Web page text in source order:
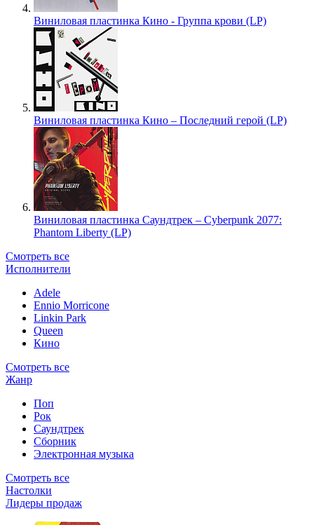
Виниловая пластинка Кино - Группа крови (LP)
Виниловая пластинка Кино – Последний герой (LP)
Виниловая пластинка Саундтрек – Cyberpunk 2077:
Phantom Liberty (LP)
Смотреть все
Исполнители
Adele
Ennio Morricone
Linkin Park
Queen
Кино
Смотреть все
Жанр
Поп
Рок
Саундтрек
Сборник
Электронная музыка
Смотреть все
Настолки
Лидеры продаж